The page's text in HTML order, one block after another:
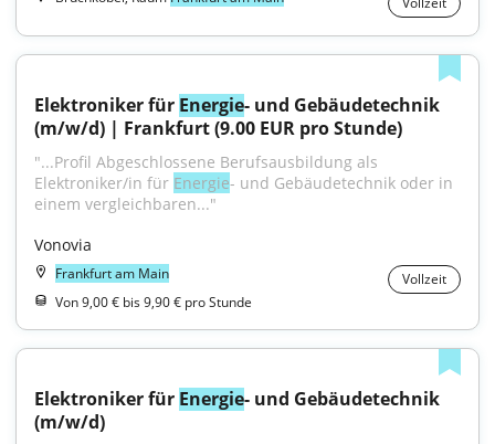
Elektroniker für Energie- und Gebäudetechnik
(m/w/d) | Frankfurt (9.00 EUR pro Stunde)
"...Profil Abgeschlossene Berufsausbildung als
Elektroniker/in für Energie- und Gebäudetechnik oder in
einem vergleichbaren..."
Vonovia
Frankfurt am Main
Vollzeit
Von 9,00 € bis 9,90 € pro Stunde
Elektroniker für Energie- und Gebäudetechnik
(m/w/d)